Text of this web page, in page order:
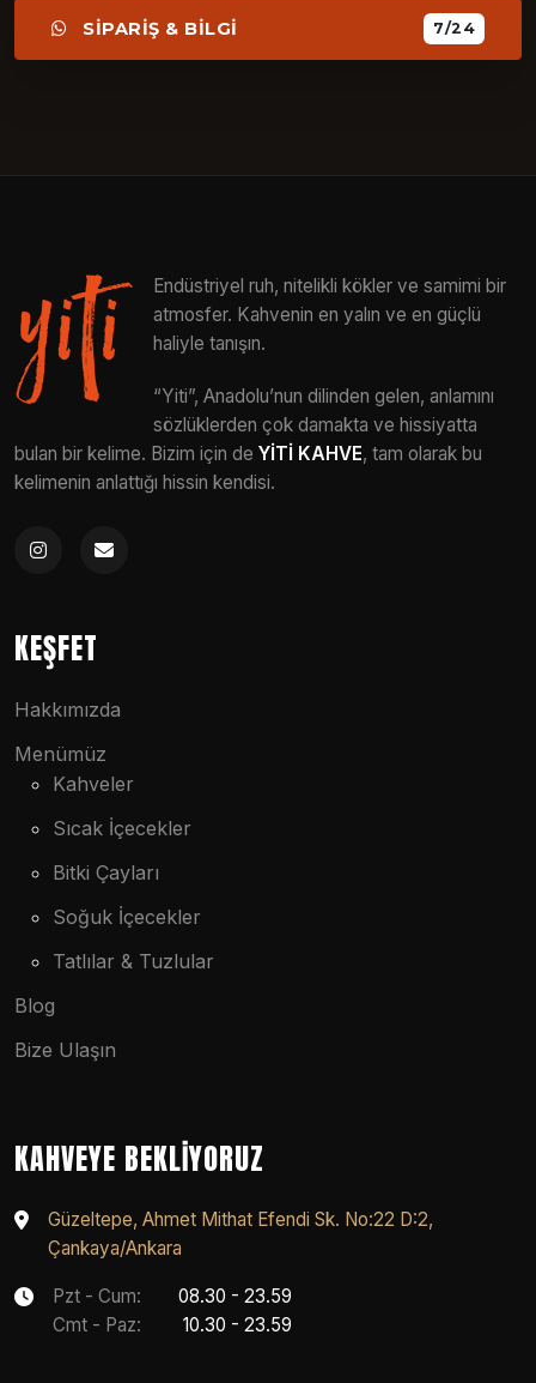
SİPARİŞ & BİLGİ 7/24
Endüstriyel ruh, nitelikli kökler ve samimi bir
atmosfer. Kahvenin en yalın ve en güçlü
haliyle tanışın.
“Yiti”, Anadolu’nun dilinden gelen, anlamını
sözlüklerden çok damakta ve hissiyatta
bulan bir kelime. Bizim için de YİTİ KAHVE, tam olarak bu
kelimenin anlattığı hissin kendisi.
KEŞFET
Hakkımızda
Menümüz
Kahveler
Sıcak İçecekler
Bitki Çayları
Soğuk İçecekler
Tatlılar & Tuzlular
Blog
Bize Ulaşın
KAHVEYE BEKLIYORUZ
Güzeltepe, Ahmet Mithat Efendi Sk. No:22 D:2,
Çankaya/Ankara
Pzt - Cum:
08.30 - 23.59
Cmt - Paz:
10.30 - 23.59